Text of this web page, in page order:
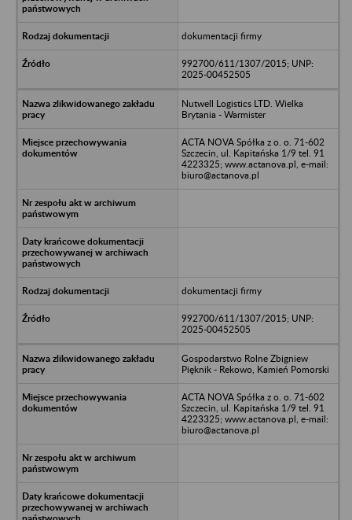
dokumentacji firmy
992700/611/1307/2015; UNP:
2025-00452505
Nutwell Logistics LTD. Wielka
Brytania - Warmister
ACTA NOVA Spółka z o. o. 71-602
Szczecin, ul. Kapitańska 1/9 tel. 91
4223325; www.actanova.pl, e-mail:
biuro@actanova.pl
dokumentacji firmy
992700/611/1307/2015; UNP:
2025-00452505
Gospodarstwo Rolne Zbigniew
Pięknik - Rekowo, Kamień Pomorski
ACTA NOVA Spółka z o. o. 71-602
Szczecin, ul. Kapitańska 1/9 tel. 91
4223325; www.actanova.pl, e-mail:
biuro@actanova.pl